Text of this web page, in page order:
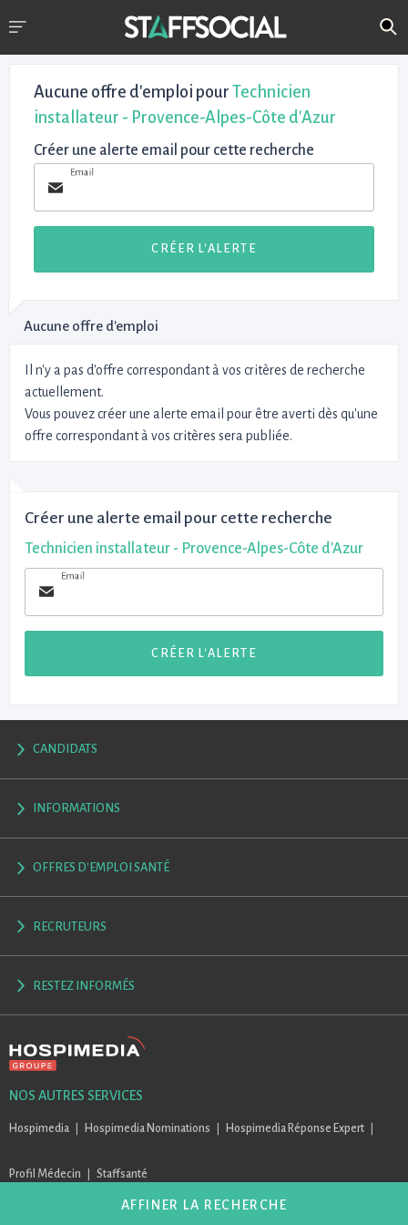
Aucune offre d'emploi pour Technicien
installateur - Provence-Alpes-Côte d'Azur
Créer une alerte email pour cette recherche
Email
CRÉER L'ALERTE
Aucune offre d'emploi
Il n'y a pas d'offre correspondant à vos critères de recherche
actuellement.
Vous pouvez créer une alerte email pour être averti dès qu'une
offre correspondant à vos critères sera publiée.
AFFINER LA RECHERCHE
Créer une alerte email pour cette recherche
Technicien installateur - Provence-Alpes-Côte d'Azur
Email
CRÉER L'ALERTE
CANDIDATS
INFORMATIONS
OFFRES D'EMPLOI SANTÉ
RECRUTEURS
RESTEZ INFORMÉS
NOS AUTRES SERVICES
Hospimedia Hospimedia Nominations Hospimedia Réponse Expert
Profil Médecin Staffsanté